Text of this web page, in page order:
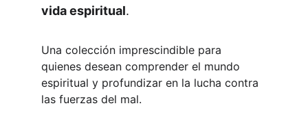
vida espiritual.
Una colección imprescindible para
quienes desean comprender el mundo
espiritual y profundizar en la lucha contra
las fuerzas del mal.